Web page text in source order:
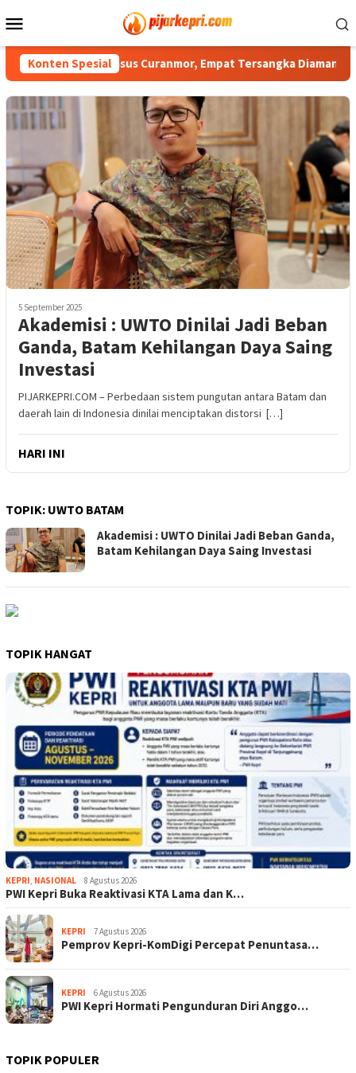
ke
Mobile
Konten Spesial
Tiga Kasus Curanmor, Empat Tersangka Diamankan
5 September 2025
Akademisi : UWTO Dinilai Jadi Beban
Ganda, Batam Kehilangan Daya Saing
Investasi
PIJARKEPRI.COM – Perbedaan sistem pungutan antara Batam dan
daerah lain di Indonesia dinilai menciptakan distorsi […]
HARI INI
TOPIK: UWTO BATAM
Akademisi : UWTO Dinilai Jadi Beban Ganda,
Batam Kehilangan Daya Saing Investasi
TOPIK HANGAT
KEPRI NASIONAL 8 Agustus 2026
PWI Kepri Buka Reaktivasi KTA Lama dan K…
KEPRI 7 Agustus 2026
Pemprov Kepri-KomDigi Percepat Penuntasa…
KEPRI 6 Agustus 2026
PWI Kepri Hormati Pengunduran Diri Anggo…
TOPIK POPULER